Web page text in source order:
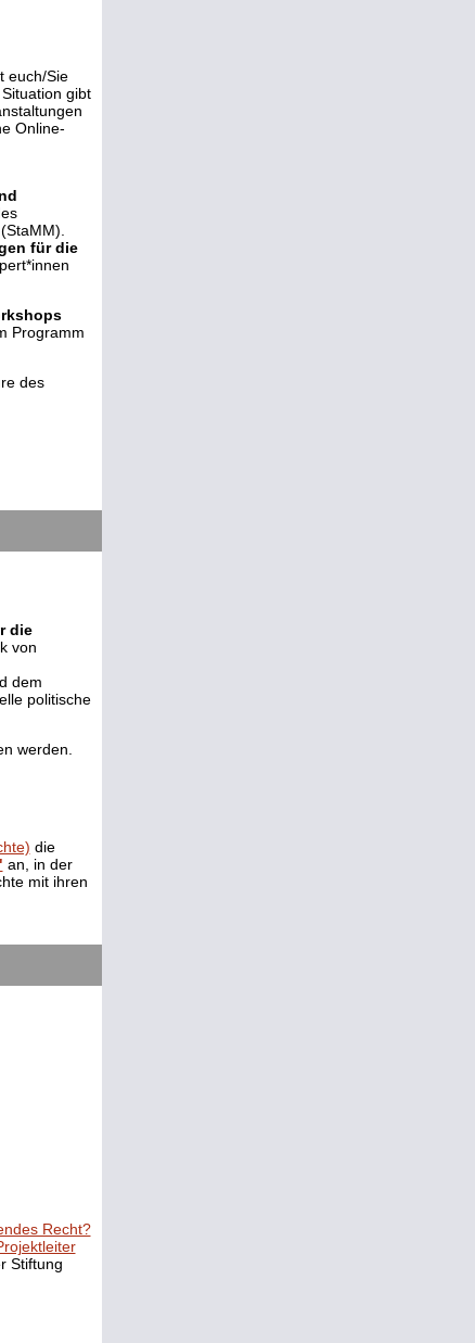
euch/Sie
gibt
Online-
für die
Programm
des
die
von
dem
politische
werden.
die
an, in der
mit ihren
Recht?
Stiftung